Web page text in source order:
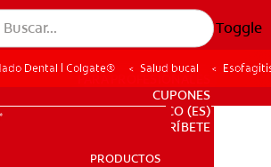
Toggle
PARA PROFESIONALES
CUPONES
CO (ES)
SUSCRÍBETE
PRODUCTOS
Dental | Colgate® Salud bucal